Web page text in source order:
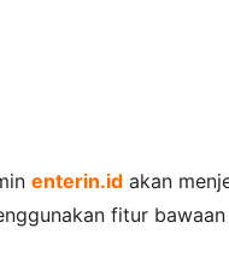
enterin.id akan
fitur